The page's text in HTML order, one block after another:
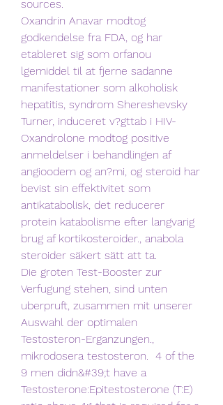
sources.
Oxandrin Anavar modtog
godkendelse fra FDA, og har
etableret sig som orfanou
lgemiddel til at fjerne sadanne
manifestationer som alkoholisk
hepatitis, syndrom Shereshevsky
Turner, induceret v?gttab i HIV-
Oxandrolone modtog positive
anmeldelser i behandlingen af
angioodem og an?mi, og steroid har
bevist sin effektivitet som
antikatabolisk, det reducerer
protein katabolisme efter langvarig
brug af kortikosteroider., anabola
steroider säkert sätt att ta.
Die groten Test-Booster zur
Verfugung stehen, sind unten
uberpruft, zusammen mit unserer
Auswahl der optimalen
Testosteron-Erganzungen.,
mikrodosera testosteron.  4 of the
9 men didn&#39;t have a
Testosterone:Epitestosterone (T:E)